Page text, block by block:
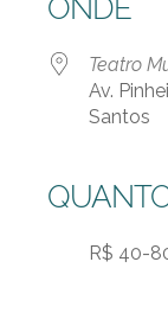
ONDE
Teatro
Av.
Santos
R$ 40-